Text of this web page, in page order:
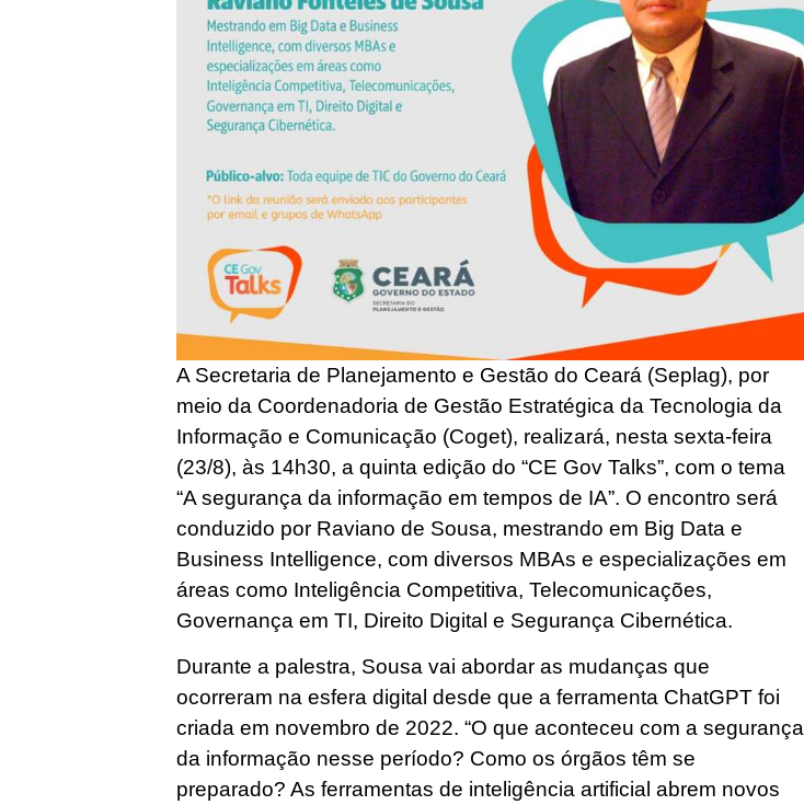
A Secretaria de Planejamento e Gestão do Ceará (Seplag), por
meio da Coordenadoria de Gestão Estratégica da Tecnologia da
Informação e Comunicação (Coget), realizará, nesta sexta-feira
(23/8), às 14h30, a quinta edição do “CE Gov Talks”, com o tema
“A segurança da informação em tempos de IA”. O encontro será
conduzido por Raviano de Sousa, mestrando em Big Data e
Business Intelligence, com diversos MBAs e especializações em
áreas como Inteligência Competitiva, Telecomunicações,
Governança em TI, Direito Digital e Segurança Cibernética.
Durante a palestra, Sousa vai abordar as mudanças que
ocorreram na esfera digital desde que a ferramenta ChatGPT foi
criada em novembro de 2022. “O que aconteceu com a segurança
da informação nesse período? Como os órgãos têm se
preparado? As ferramentas de inteligência artificial abrem novos